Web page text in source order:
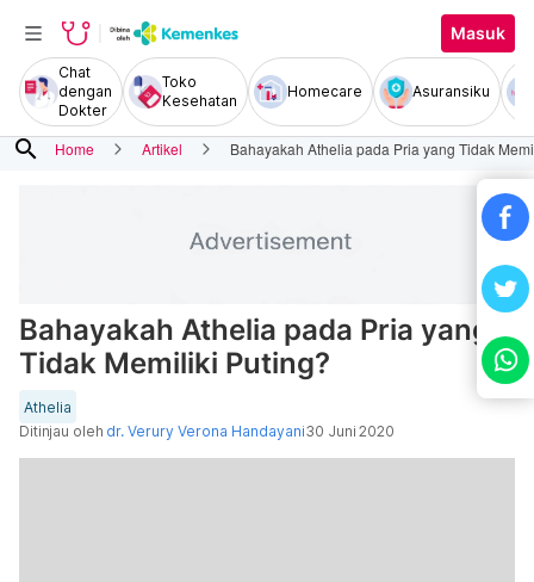
Masuk
Chat
dengan
Dokter
Toko
Kesehatan
Homecare Asuransiku
search Home Artikel Bahayakah Athelia pada Pria yang Tidak
Bahayakah Athelia pada Pria yang
Tidak Memiliki Puting?
Athelia
Ditinjau oleh dr. Verury Verona Handayani30 Juni 2020